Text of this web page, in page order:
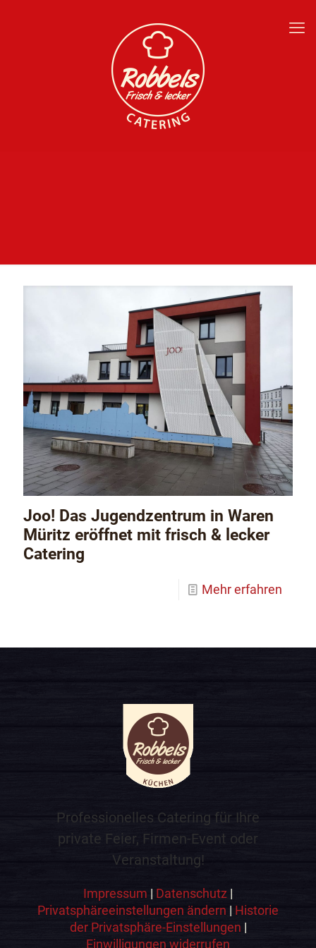
Joo! Das Jugendzentrum in Waren
Müritz eröffnet mit frisch & lecker
Catering
Mehr erfahren
Professionelles Catering für Ihre
private Feier, Firmen-Event oder
Veranstaltung!
Impressum | Datenschutz |
Privatsphäreeinstellungen ändern | Historie
der Privatsphäre-Einstellungen |
Einwilligungen widerrufen